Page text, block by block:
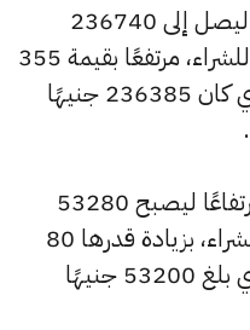
كما سجل سعر الاونصة ارتفاعًا ليصل إلى 236740
جنيهًا للبيع و234255 جنيهًا للشراء، مرتفعًا بقيمة 355
جنيهات عن السعر السابق الذي كان 236385 جنيهًا
كما شهد سعر الجنيه الذهب ارتفاعًا ليصبح 53280
جنيهًا للبيع و52720 جنيهًا للشراء، بزيادة قدرها 80
جنيهات عن السعر السابق الذي بلغ 53200 جنيهًا